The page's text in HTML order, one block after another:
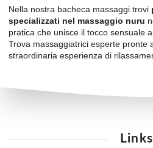
Nella nostra bacheca massaggi trovi
specializzati nel massaggio nuru
pratica che unisce il tocco sensuale
Trova massaggiatrici esperte pronte
straordinaria esperienza di
Links